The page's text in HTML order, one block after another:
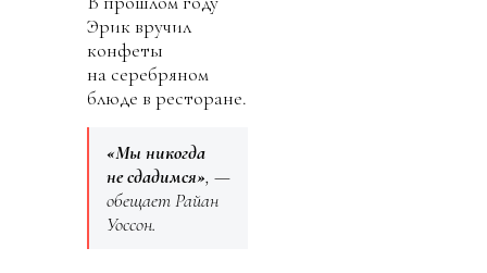
Эрик вручил
конфеты
на серебряном
блюде в ресторане.
«Мы никогда
не сдадимся», —
обещает Райан
Уоссон.